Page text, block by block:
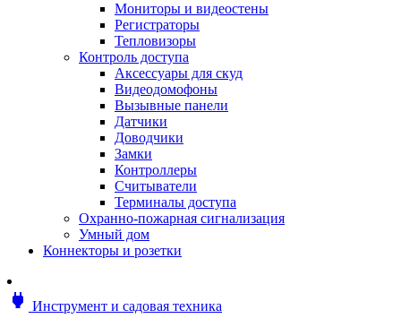
Аксессуары для минимоек
Газонокосилки и триммеры
Газонокосилки
Культиваторы и мотоблоки
Аэраторы и скарификаторы
Мотоблоки
Генераторы
Снегоуборщики
Воздуходувки
Цепные и бензопилы
Оснастка к садовой технике
Садовые насосы
Поливочное оборудование
Садовые измельчители
Гидроаккумуляторы
Аксессуары для садовых инструментов
Мониторы и видеостены
Регистраторы
Тепловизоры
Контроль доступа
Аксессуары для скуд
Видеодомофоны
Вызывные панели
Датчики
Доводчики
Замки
Контроллеры
Считыватели
Терминалы доступа
Охранно-пожарная сигнализация
Умный дом
Коннекторы и розетки
power Инструмент и садовая техника